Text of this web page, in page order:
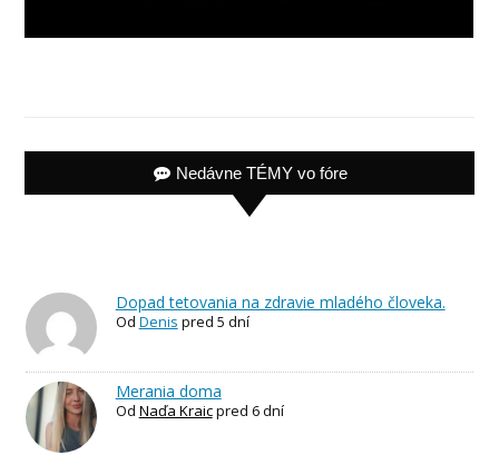
Nedávne TÉMY vo fóre
Dopad tetovania na zdravie mladého človeka.
Od Denis pred 5 dní
Merania doma
Od Naďa Kraicpred 6 dní